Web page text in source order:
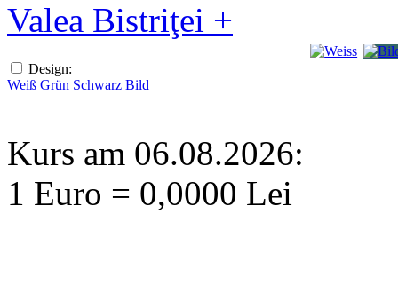
Valea Bistriţei +
Design:
Weiß Grün Schwarz Bild
Kurs am 06.08.2026:
1 Euro = 0,0000 Lei